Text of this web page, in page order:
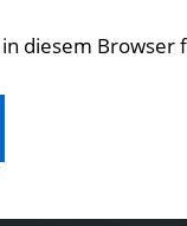
diesem